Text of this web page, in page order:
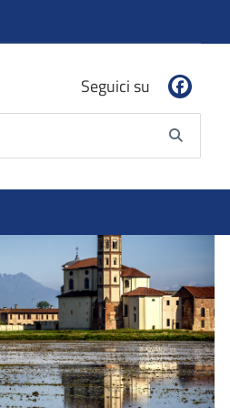
Seguici su